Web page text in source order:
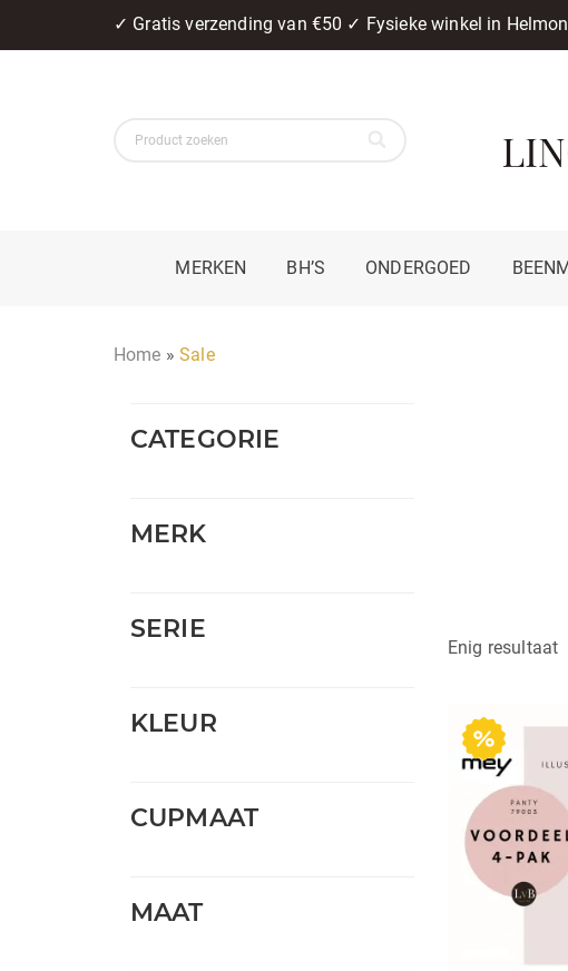
✓ Gratis verzending van €50 ✓ Fysieke winkel in
MERKEN BH’S ONDERGOED
Home »Sale
Enig resultaat
CATEGORIE
MERK
SERIE
KLEUR
CUPMAAT
MAAT